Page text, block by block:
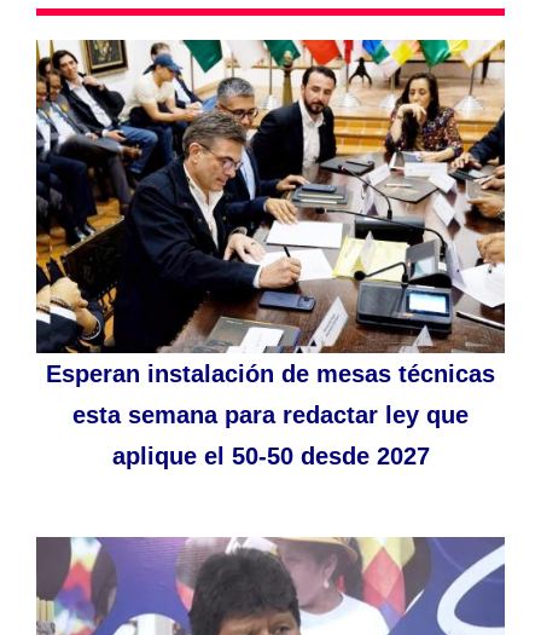
Esperan instalación de mesas técnicas
esta semana para redactar ley que
aplique el 50-50 desde 2027